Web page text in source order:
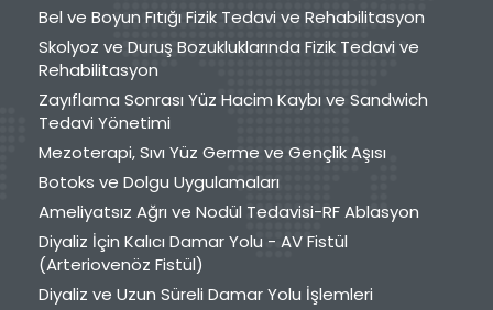
Bel ve Boyun Fıtığı Fizik Tedavi ve Rehabilitasyon
Skolyoz ve Duruş Bozukluklarında Fizik Tedavi ve
Rehabilitasyon
Zayıflama Sonrası Yüz Hacim Kaybı ve Sandwich
Tedavi Yönetimi
Mezoterapi, Sıvı Yüz Germe ve Gençlik Aşısı
Botoks ve Dolgu Uygulamaları
Ameliyatsız Ağrı ve Nodül Tedavisi-RF Ablasyon
Diyaliz İçin Kalıcı Damar Yolu - AV Fistül
(Arteriovenöz Fistül)
Diyaliz ve Uzun Süreli Damar Yolu İşlemleri